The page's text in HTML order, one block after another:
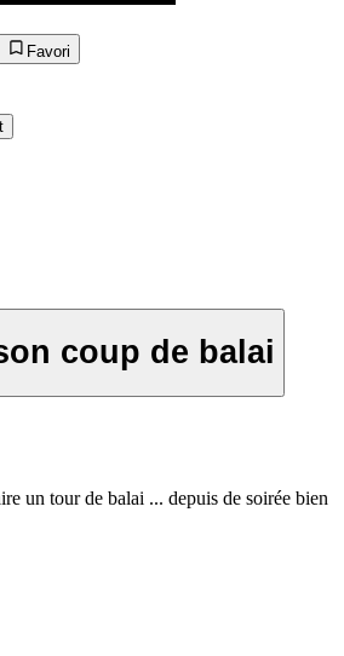
Favori
coup de balai
un tour de balai ... depuis de soirée bien